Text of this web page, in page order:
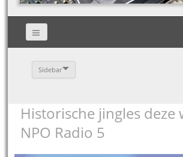
Sidebar
Historische jingles deze
NPO Radio 5